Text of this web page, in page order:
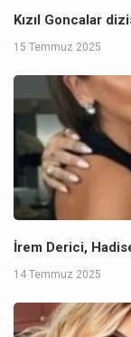
Kızıl Goncalar
15 Temmuz 2025
İrem Derici,
14 Temmuz 2025